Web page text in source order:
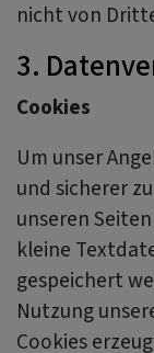
nicht von
3.
Cookies
Um unser
und sicherer
unseren
kleine
gespeichert
Nutzung
Cookies